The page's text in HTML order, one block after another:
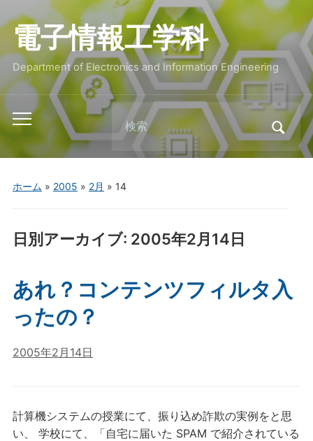
電子情報工学科
Department of Electronics and Information Engineering
Toggle
mobile
menu
Search
for:
ホーム » 2005 » 2月 » 14
日別アーカイブ: 2005年2月14日
あれ？コンテンツフィルタ入
ったの？
2005年2月14日
計算機システムの授業にて、振り込め詐欺の実例をと思
い、 学校にて、「自宅に届いた SPAM で紹介されている